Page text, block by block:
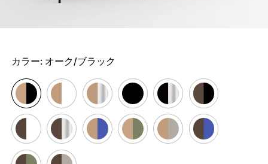
カラー: オーク/ブラック